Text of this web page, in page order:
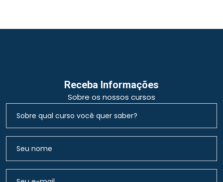
Receba Informações
Sobre os nossos cursos